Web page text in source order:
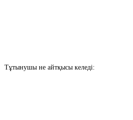
Тұтынушы не айтқысы келеді: